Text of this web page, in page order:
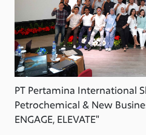
PT Pertamina International
Petrochemical & New
ENGAGE, ELEVATE"